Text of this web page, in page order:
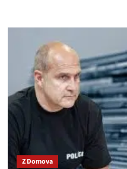
Ak
Milan
Lučanský
vypovedal
o
všetkom
čo
dostal
doživotie.
Z Domova